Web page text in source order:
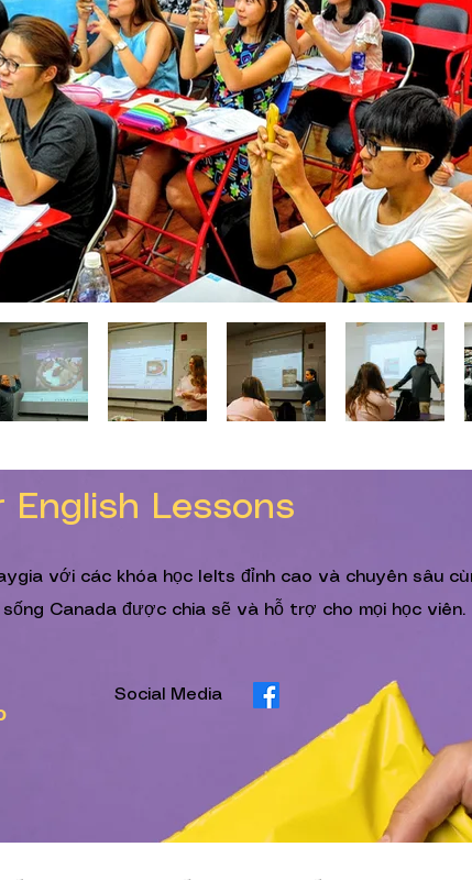
Lessons
với các khóa học Ielts đỉnh cao và chuyên sâu
Canada được chia sẽ và hỗ trợ cho mọi học viên.
Social Media